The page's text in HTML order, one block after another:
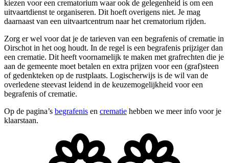
kiezen voor een crematorium waar ook de gelegenheid is om een
uitvaartdienst te organiseren. Dit hoeft overigens niet. Je mag
daarnaast van een uitvaartcentrum naar het crematorium rijden.
Zorg er wel voor dat je de tarieven van een begrafenis of crematie in
Oirschot in het oog houdt. In de regel is een begrafenis prijziger dan
een crematie. Dit heeft voornamelijk te maken met grafrechten die je
aan de gemeente moet betalen en extra prijzen voor een (graf)steen
of gedenkteken op de rustplaats. Logischerwijs is de wil van de
overledene steevast leidend in de keuzemogelijkheid voor een
begrafenis of crematie.
Op de pagina’s begrafenis en crematie hebben we meer info voor je
klaarstaan.